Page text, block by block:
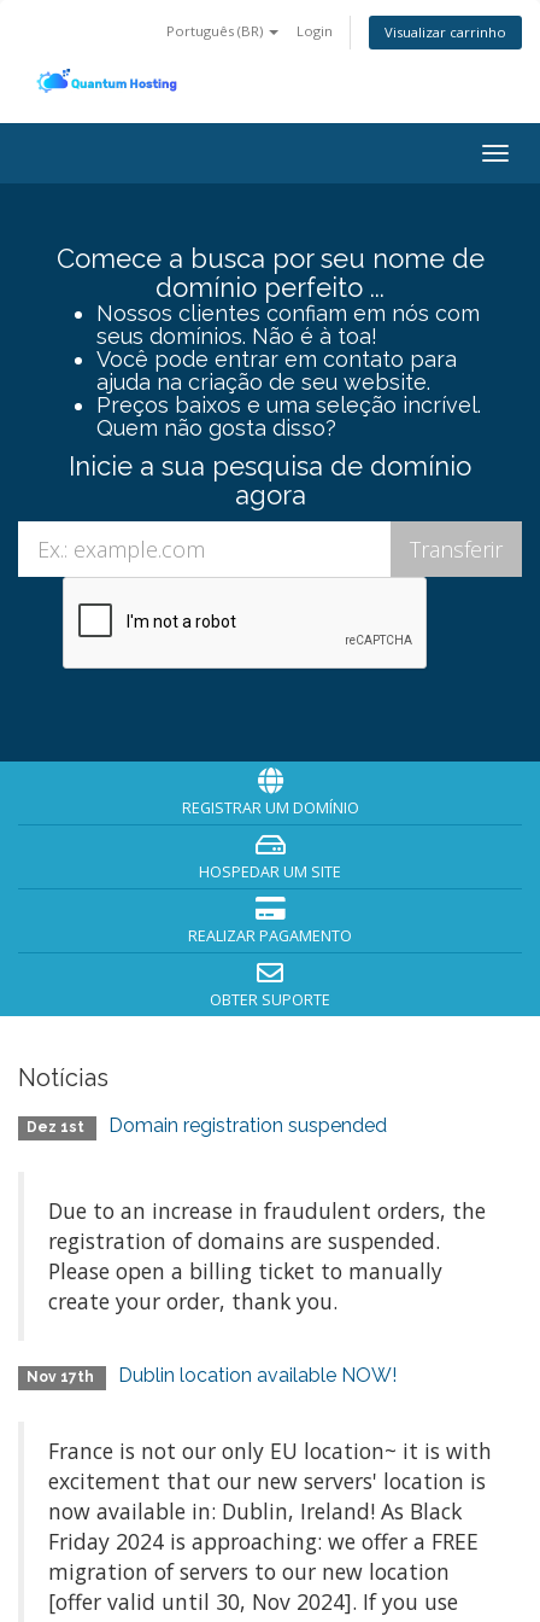
Português (BR) Login Visualizar carrinho
Comece a busca por seu nome de
domínio perfeito ...
Nossos clientes confiam em nós com
seus domínios. Não é à toa!
Você pode entrar em contato para
ajuda na criação de seu website.
Preços baixos e uma seleção incrível.
Quem não gosta disso?
Inicie a sua pesquisa de domínio
agora
REGISTRAR UM DOMÍNIO
HOSPEDAR UM SITE
REALIZAR PAGAMENTO
OBTER SUPORTE
Notícias
Dez 1st Domain registration suspended
Due to an increase in fraudulent orders, the
registration of domains are suspended.
Please open a billing ticket to manually
create your order, thank you.
Nov 17th Dublin location available NOW!
France is not our only EU location~ it is with
excitement that our new servers' location is
now available in: Dublin, Ireland! As Black
Friday 2024 is approaching: we offer a FREE
migration of servers to our new location
[offer valid until 30, Nov 2024]. If you use